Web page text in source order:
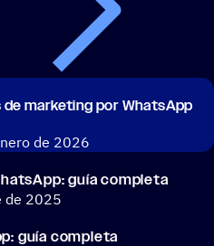
marke­ting por WhatsApp
de 2026
guía completa
de 2025
guía completa